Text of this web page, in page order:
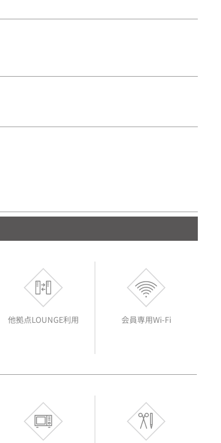
他拠点LOUNGE利用 会員専用Wi-Fi